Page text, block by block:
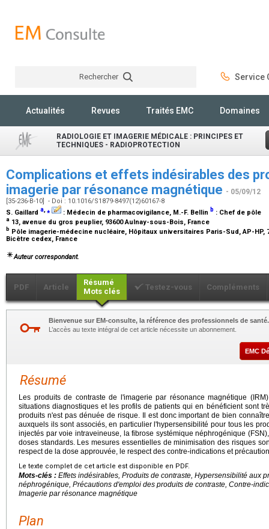
Rechercher Service
Actualités Revues Traités EMC Domaines
RADIOLOGIE ET IMAGERIE MÉDICALE : PRINCIPES ET
TECHNIQUES - RADIOPROTECTION
Complications et effets indésirables des
imagerie par résonance magnétique - 05/09/12
[35-236-B-10] - Doi : 10.1016/S1879-8497(12)60167-8
S. Gaillard a,⁎ : Médecin de pharmacovigilance, M.-F. Bellin b : Chef de pôle
a 13, avenue du gros peuplier, 93600 Aulnay-sous-Bois, France
b Pôle imagerie-médecine nucléaire, Hôpitaux universitaires Paris-Sud, AP-HP,
Bicêtre cedex, France
Auteur correspondant.
PDF Article
Résumé
Mots clés
Testez-vous Compléments
Bienvenue sur EM-consulte, la référence des professionnels de santé.
L’accès au texte intégral de cet article nécessite un abonnement.
EMC
Résumé
Les produits de contraste de l'imagerie par résonance magnétique
situations diagnostiques et les profils de patients qui en bénéficient sont
produits n'est pas dénuée de risque. Il est donc important de bien
auxquels ils sont associés, en particulier l'hypersensibilité pour tous les
injectés par voie intraveineuse, la fibrose systémique néphrogénique
doses standards. Les mesures essentielles de minimisation des risques
respect de la dose approuvée, le respect des contre-indications et
Le texte complet de cet article est disponible en PDF.
Mots-clés : Effets indésirables, Produits de contraste, Hypersensibilité aux
néphrogénique, Précautions d'emploi des produits de contraste, Contre-
Imagerie par résonance magnétique
Plan